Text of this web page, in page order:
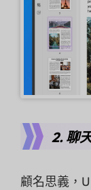
2. 聊
顧名思義，